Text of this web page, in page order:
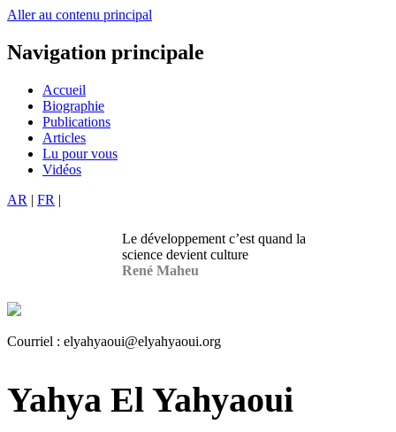
Aller au contenu principal
Navigation principale
Accueil
Biographie
Publications
Articles
Lu pour vous
Vidéos
AR | FR |
Le développement c’est quand la
science devient culture
René Maheu
Courriel : elyahyaoui@elyahyaoui.org
Yahya El Yahyaoui